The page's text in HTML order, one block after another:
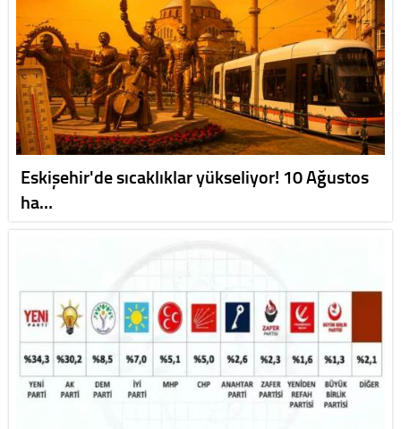
Eskişehir'de sıcaklıklar yükseliyor! 10 Ağustos
ha…